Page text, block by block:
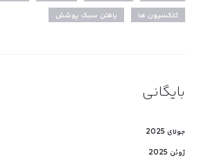
کلکسیون ها یافتن سبک پوشش
بایگانی
جولای 2025
ژوئن 2025